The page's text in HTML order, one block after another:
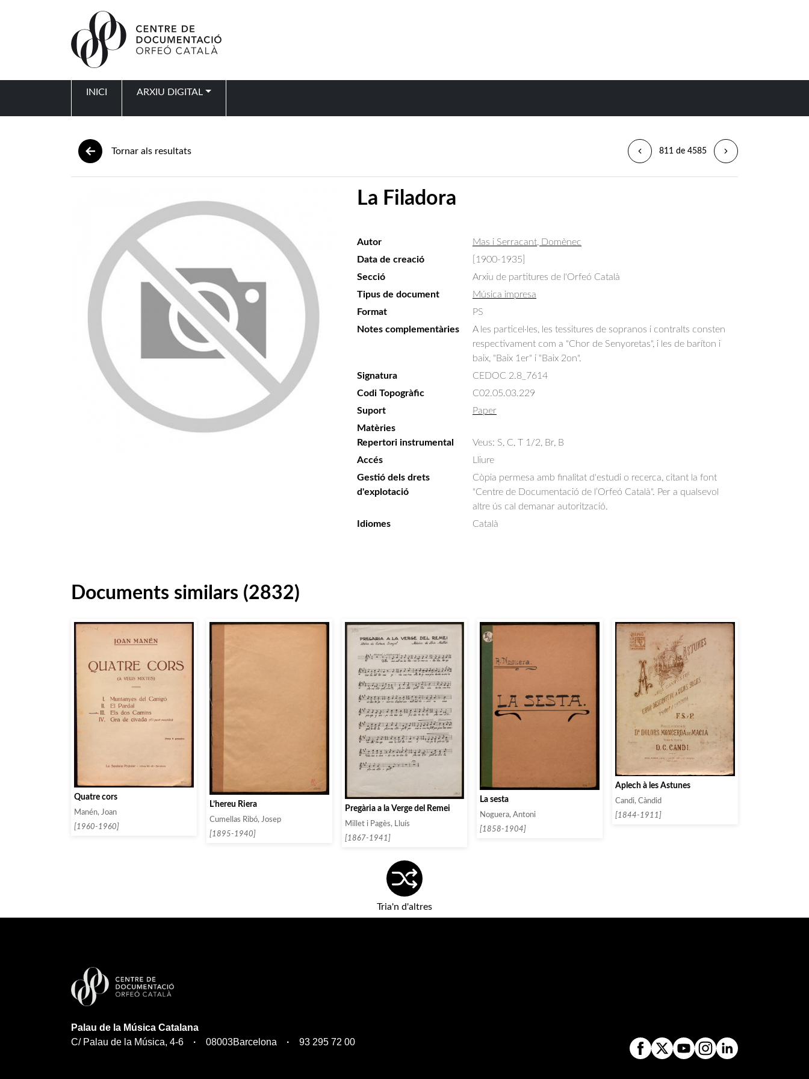
INICI ARXIU DIGITAL
Tornar als resultats 811 de 4585
La Filadora
Autor
Mas i Serracant, Domènec
Data de creació
[1900-1935]
Secció
Arxiu de partitures de l'Orfeó Català
Tipus de document
Música impresa
Format
PS
Notes complementàries
A les particel·les, les tessitures de sopranos i contralts consten
respectivament com a "Chor de Senyoretas", i les de baríton i
baix, "Baix 1er" i "Baix 2on".
Signatura
CEDOC 2.8_7614
Codi Topogràfic
C02.05.03.229
Suport
Paper
Matèries
Repertori instrumental
Veus: S, C, T 1/2, Br, B
Accés
Lliure
Gestió dels drets
d'explotació
Còpia permesa amb finalitat d'estudi o recerca, citant la font
"Centre de Documentació de l’Orfeó Català". Per a qualsevol
altre ús cal demanar autorització.
Idiomes
Català
Documents similars (2832)
Quatre cors
Manén, Joan
[1960-1960]
L’hereu Riera
Cumellas Ribó, Josep
[1895-1940]
Pregària a la Verge del Remei
Millet i Pagès, Lluís
[1867-1941]
La sesta
Noguera, Antoni
[1858-1904]
Aplech à les Astunes
Candi, Càndid
[1844-1911]
Tria'n d'altres
Palau de la Música Catalana
C/ Palau de la Música, 4-6
08003Barcelona 93 295 72 00